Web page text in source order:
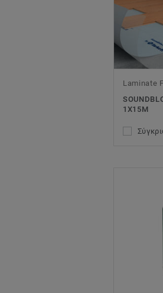
Laminate
1X15M